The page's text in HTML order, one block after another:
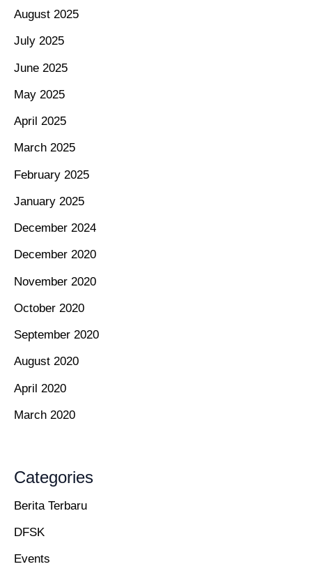
August 2025
July 2025
June 2025
May 2025
April 2025
March 2025
February 2025
January 2025
December 2024
December 2020
November 2020
October 2020
September 2020
August 2020
April 2020
March 2020
Categories
Berita Terbaru
DFSK
Events